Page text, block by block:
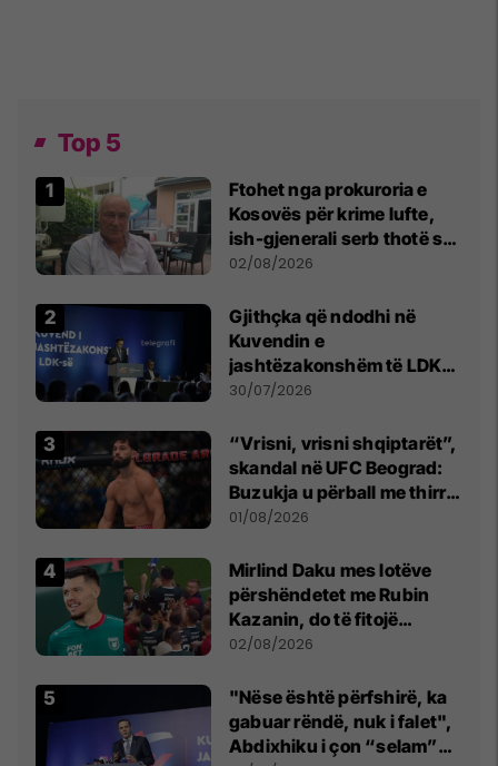
Top 5
Ftohet nga prokuroria e
Kosovës për krime lufte,
ish-gjenerali serb thotë se
dikush e tradhtoi në
02/08/2026
Gjithçka që ndodhi në
Kuvendin e
jashtëzakonshëm të LDK-
së
30/07/2026
“Vrisni, vrisni shqiptarët”,
skandal në UFC Beograd:
Buzukja u përball me thirrje
anti-shqiptare nga
01/08/2026
Mirlind Daku mes lotëve
përshëndetet me Rubin
Kazanin, do të fitojë
miliona te Spartak Moska
02/08/2026
"Nëse është përfshirë, ka
gabuar rëndë, nuk i falet",
Abdixhiku i çon “selam”